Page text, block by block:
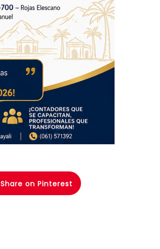
Share on Pinterest